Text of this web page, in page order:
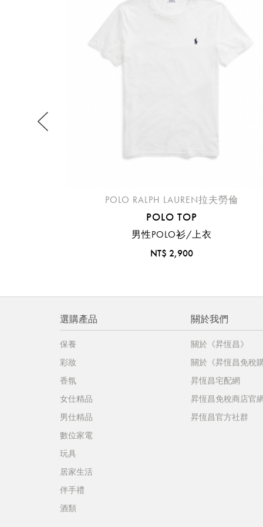
POLO RALPH LAUREN拉夫勞倫
POLO TOP
男性POLO衫/上衣
NT$ 2,900
選購產品
保養
彩妝
香氛
女仕精品
男仕精品
數位家電
玩具
居家生活
伴手禮
酒類
關於我們
關於《昇恆昌》
關於《昇恆昌免稅
昇恆昌宅配網
昇恆昌免稅商店官
昇恆昌官方社群